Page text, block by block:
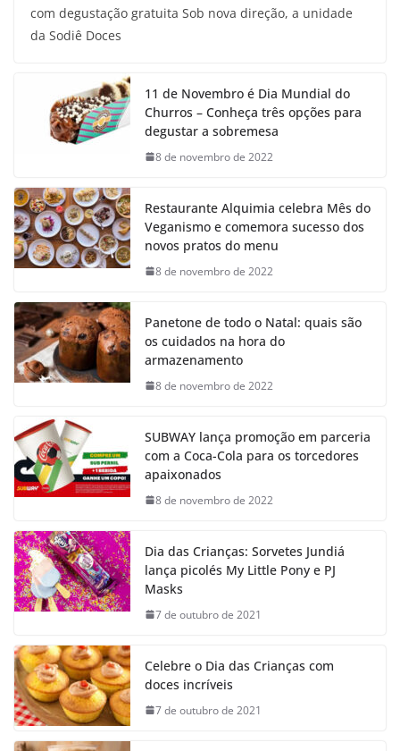
com degustação gratuita Sob nova direção, a unidade
da Sodiê Doces
11 de Novembro é Dia Mundial do
Churros – Conheça três opções para
degustar a sobremesa
8 de novembro de 2022
Restaurante Alquimia celebra Mês do
Veganismo e comemora sucesso dos
novos pratos do menu
8 de novembro de 2022
Panetone de todo o Natal: quais são
os cuidados na hora do
armazenamento
8 de novembro de 2022
SUBWAY lança promoção em parceria
com a Coca-Cola para os torcedores
apaixonados
8 de novembro de 2022
Dia das Crianças: Sorvetes Jundiá
lança picolés My Little Pony e PJ
Masks
7 de outubro de 2021
Celebre o Dia das Crianças com
doces incríveis
7 de outubro de 2021